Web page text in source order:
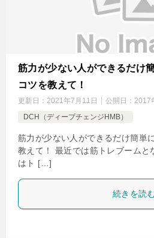
筋力が少ない人ができるだけ
コツを教えて！
更新日： 2021年7月11日 公開日： 2017
DCH（ディープチェンジHMB）
筋力が少ない人ができるだけ簡単
教えて！ 最近では筋トレブームと
はト […]
続きを読